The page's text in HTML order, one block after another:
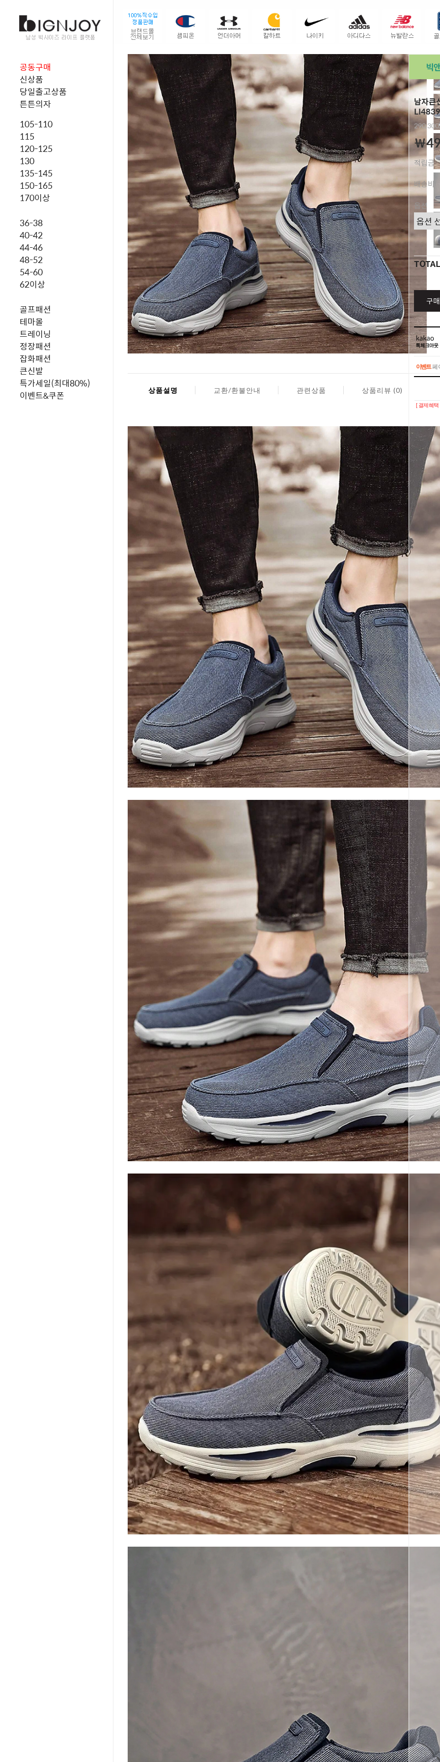
공동구매
신상품
당일출고상품
튼튼의자
105-110
115
120-125
130
135-145
150-165
170이상
36-38
40-42
44-46
48-52
54-60
62이상
골프패션
테마몰
트레이닝
정장패션
잡화패션
큰신발
특가세일(최대80%)
이벤트&쿠폰
남자큰
￦
적립금
배송비
옵션
TOTAL
구
이벤트페
페이코 ID
코 라이프
[ 결제혜
상품설명 교환/환불안내 관련상품 상품리뷰 (0)